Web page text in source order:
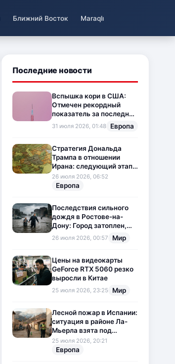
Ближний Восток Maraqlı
Последние новости
Вспышка кори в США:
Отмечен рекордный
показатель за последние
35 лет
31 июля 2026, 01:48 Европа
Стратегия Дональда
Трампа в отношении
Ирана: следующий этап
напряженности на
Ближнем Востоке
26 июля 2026, 06:52
Европа
Последствия сильного
дождя в Ростове-на-
Дону: Город затоплен,
свет отключен
26 июля 2026, 00:57 Мир
Цены на видеокарты
GeForce RTX 5060 резко
выросли в Китае
25 июля 2026, 23:25 Мир
Лесной пожар в Испании:
ситуация в районе Ла-
Мьерла взята под
контроль
25 июля 2026, 20:21
Европа